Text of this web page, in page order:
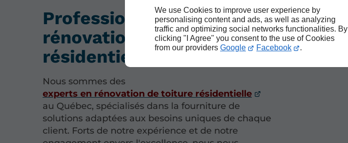
We use Cookies to improve user experience by
personalising content and ads, as well as analyzing
traffic and optimizing social networks functionalities. By
clicking "I Agree" you consent to the use of Cookies
from our providers Google Facebook .
Professionnels de la
rénovation de toiture
résidentielle
Nous sommes des
experts en rénovation de toiture résidentielle
au Québec, spécialisés dans la fourniture de
solutions adaptées aux besoins uniques de chaque
client. Forts de notre expérience et de notre